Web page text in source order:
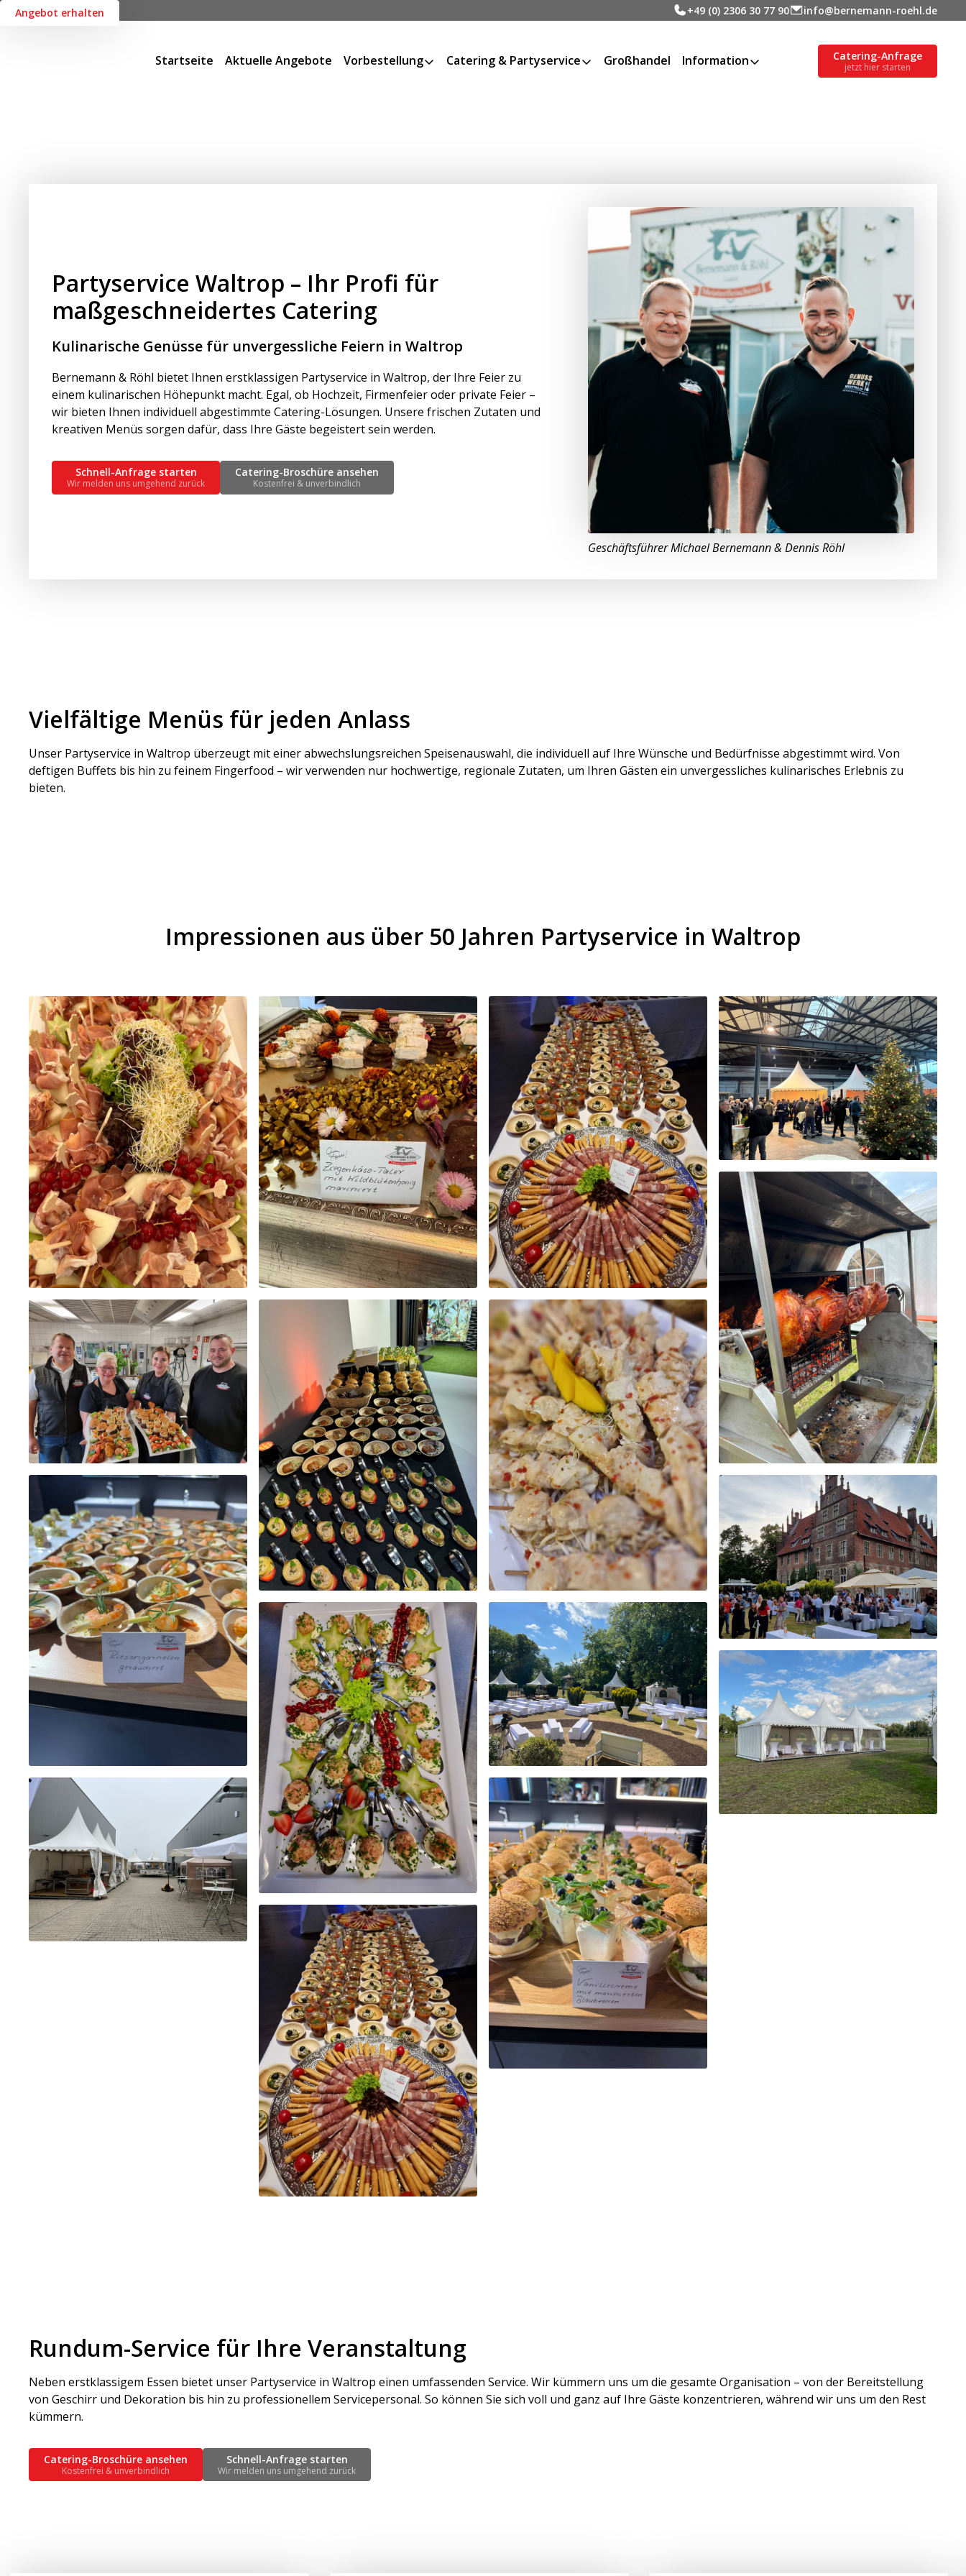
+49 (0) 2306 30 77 90 info@bernemann-roehl.de
Startseite Aktuelle Angebote Vorbestellung Catering & Partyservice Großhandel Information Catering-Anfrage
jetzt hier starten
Angebot erhalten
Partyservice Waltrop – Ihr Profi für
maßgeschneidertes Catering
Kulinarische Genüsse für unvergessliche Feiern in Waltrop
Bernemann & Röhl bietet Ihnen erstklassigen Partyservice in Waltrop, der Ihre Feier zu
einem kulinarischen Höhepunkt macht. Egal, ob Hochzeit, Firmenfeier oder private Feier –
wir bieten Ihnen individuell abgestimmte Catering-Lösungen. Unsere frischen Zutaten und
kreativen Menüs sorgen dafür, dass Ihre Gäste begeistert sein werden.
Schnell-Anfrage starten
Wir melden uns umgehend zurück
Catering-Broschüre ansehen
Kostenfrei & unverbindlich
Geschäftsführer Michael Bernemann & Dennis Röhl
Vielfältige Menüs für jeden Anlass
Unser Partyservice in Waltrop überzeugt mit einer abwechslungsreichen Speisenauswahl, die individuell auf Ihre Wünsche und Bedürfnisse abgestimmt wird. Von
deftigen Buffets bis hin zu feinem Fingerfood – wir verwenden nur hochwertige, regionale Zutaten, um Ihren Gästen ein unvergessliches kulinarisches Erlebnis zu
bieten.
Impressionen aus über 50 Jahren Partyservice in Waltrop
Rundum-Service für Ihre Veranstaltung
Neben erstklassigem Essen bietet unser Partyservice in Waltrop einen umfassenden Service. Wir kümmern uns um die gesamte Organisation – von der Bereitstellung
von Geschirr und Dekoration bis hin zu professionellem Servicepersonal. So können Sie sich voll und ganz auf Ihre Gäste konzentrieren, während wir uns um den Rest
kümmern.
Catering-Broschüre ansehen
Kostenfrei & unverbindlich
Schnell-Anfrage starten
Wir melden uns umgehend zurück